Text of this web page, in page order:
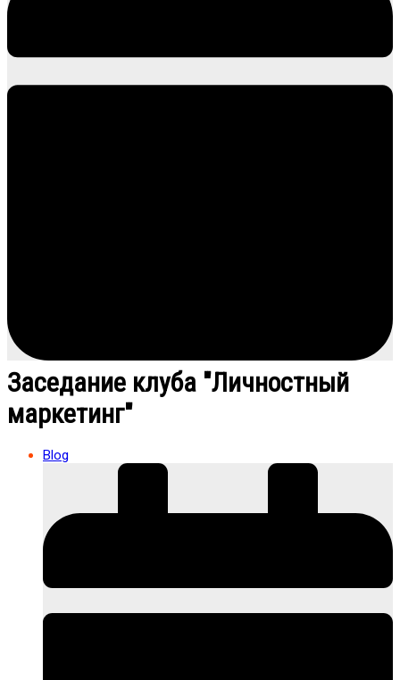
Заседание клуба "Личностный
маркетинг"
Blog